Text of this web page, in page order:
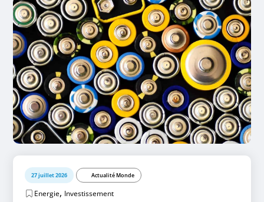
27 juillet 2026 Actualité Monde
Energie, Investissement